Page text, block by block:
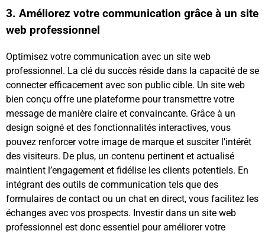
3. Améliorez votre communication grâce à un site
web professionnel
Optimisez votre communication avec un site web
professionnel. La clé du succès réside dans la capacité de se
connecter efficacement avec son public cible. Un site web
bien conçu offre une plateforme pour transmettre votre
message de manière claire et convaincante. Grâce à un
design soigné et des fonctionnalités interactives, vous
pouvez renforcer votre image de marque et susciter l’intérêt
des visiteurs. De plus, un contenu pertinent et actualisé
maintient l’engagement et fidélise les clients potentiels. En
intégrant des outils de communication tels que des
formulaires de contact ou un chat en direct, vous facilitez les
échanges avec vos prospects. Investir dans un site web
professionnel est donc essentiel pour améliorer votre